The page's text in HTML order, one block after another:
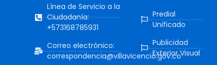
Línea de Servicio a la
Ciudadanía:
+573168785931
Correo electrónico:
correspondencia@villavicencio.gov.co
Predial
Unificado
Publicidad
Exterior Visual